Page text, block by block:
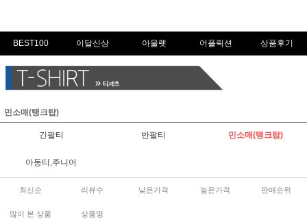
BEST100 이달신상 아울렛 어플릭션 상품후기
민소매(탱크탑)
긴팔티 반팔티 민소매(탱크탑)
아동티,주니어
최신순 리뷰수 낮은가격 높은가격 판매순위
많이 본 상품 상품명